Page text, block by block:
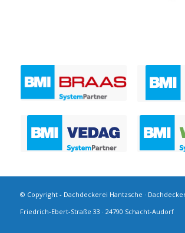
© Copyright - Dachdeckerei Hantzsche ·
Friedrich-Ebert-Straße 33 · 24790 Schacht-Audorf